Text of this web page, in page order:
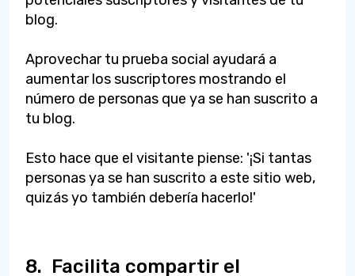
blog.
Aprovechar tu prueba social ayudará a
aumentar los suscriptores mostrando el
número de personas que ya se han suscrito a
tu blog.
Esto hace que el visitante piense: '¡Si tantas
personas ya se han suscrito a este sitio web,
quizás yo también debería hacerlo!'
8. Facilita compartir el